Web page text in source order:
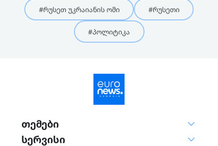
#რუსეთ უკრაიანის ომი #რუსეთი
#პოლიტიკა
თემები
სერვისი